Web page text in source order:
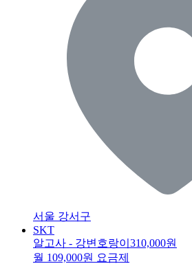
서울 강서구
SKT
알고사 - 강변호랑이 310,000원
월 109,000원 요금제